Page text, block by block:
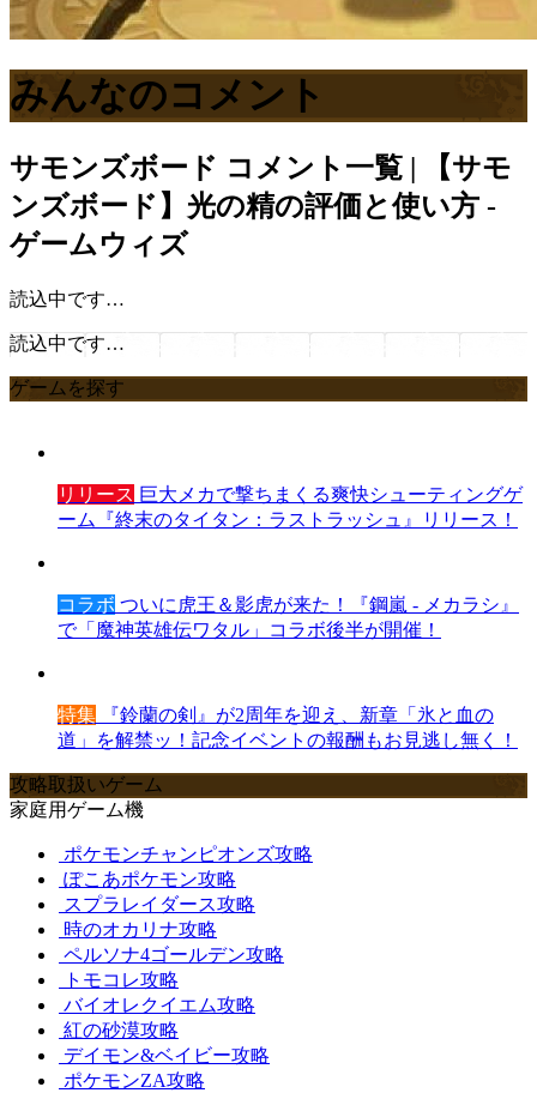
みんなのコメント
サモンズボード コメント一覧 | 【サモ
ンズボード】光の精の評価と使い方 -
ゲームウィズ
読込中です…
読込中です…
ゲームを探す
リリース 巨大メカで撃ちまくる爽快シューティングゲ
ーム『終末のタイタン：ラストラッシュ』リリース！
コラボ ついに虎王＆影虎が来た！『鋼嵐 - メカラシ』
で「魔神英雄伝ワタル」コラボ後半が開催！
特集 『鈴蘭の剣』が2周年を迎え、新章「氷と血の
道」を解禁ッ！記念イベントの報酬もお見逃し無く！
攻略取扱いゲーム
家庭用ゲーム機
ポケモンチャンピオンズ攻略
ぽこあポケモン攻略
スプラレイダース攻略
時のオカリナ攻略
ペルソナ4ゴールデン攻略
トモコレ攻略
バイオレクイエム攻略
紅の砂漠攻略
デイモン&ベイビー攻略
ポケモンZA攻略